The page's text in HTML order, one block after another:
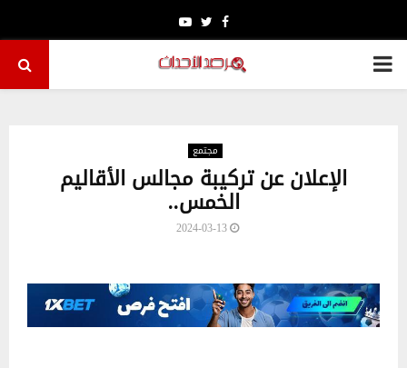
Facebook
Twitter
Youtube
PRIMARY
مجتمع
الإعلان عن تركيبة مجالس الأقاليم
الخمس..
2024-03-13